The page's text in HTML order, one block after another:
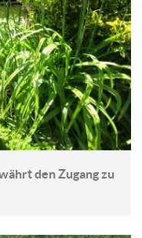
den Zugang zu